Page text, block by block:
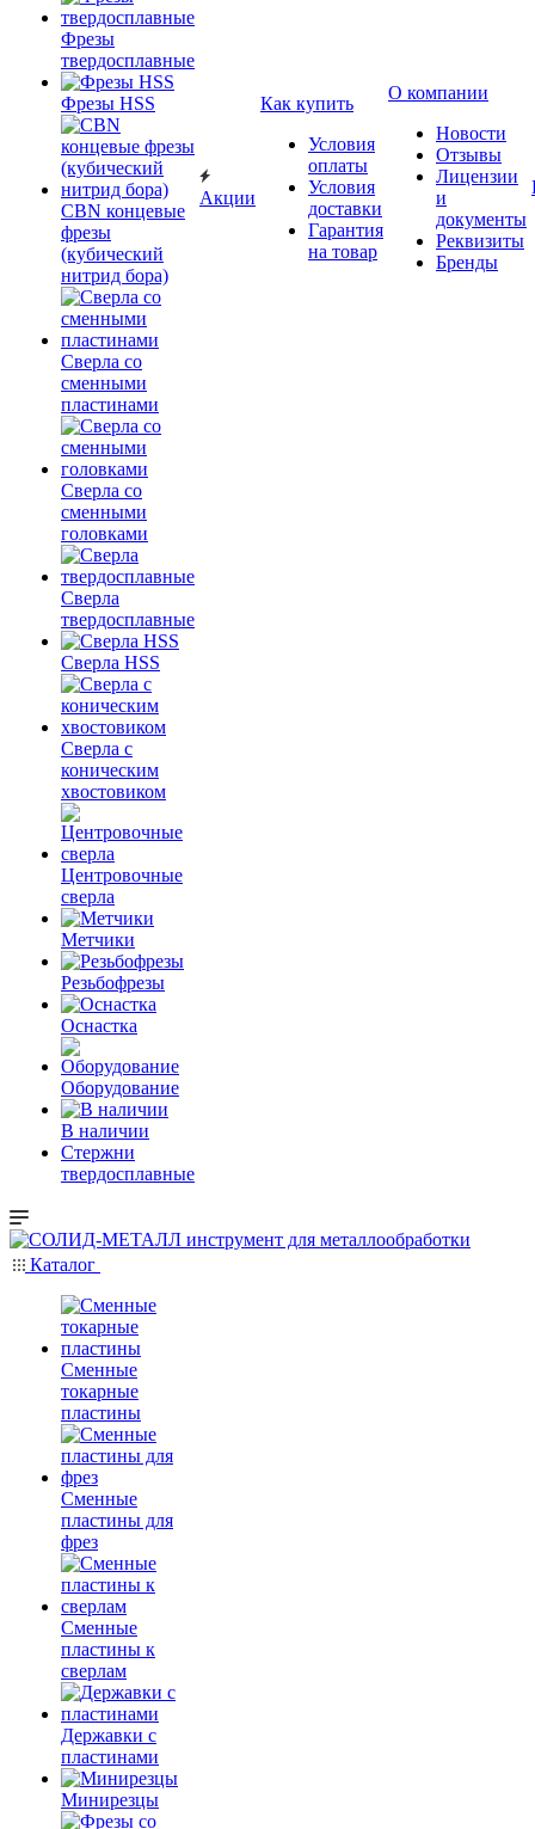
Фрезы
твердосплавные
Фрезы HSS
CBN концевые
фрезы
(кубический
нитрид бора)
Сверла со
сменными
пластинами
Сверла со
сменными
головками
Сверла
твердосплавные
Сверла HSS
Сверла с
коническим
хвостовиком
Центровочные
сверла
Метчики
Резьбофрезы
Оснастка
Оборудование
В наличии
Стержни
твердосплавные
Акции
Как купить
Условия
оплаты
Условия
доставки
Гарантия
на товар
О компании
Новости
Отзывы
Лицензии
и
документы
Реквизиты
Бренды
Каталог
Сменные
токарные
пластины
Сменные
пластины для
фрез
Сменные
пластины к
сверлам
Державки с
пластинами
Минирезцы